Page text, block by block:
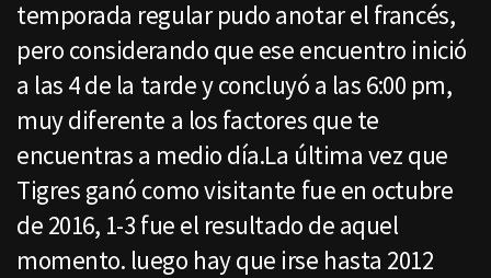
temporada regular pudo anotar el francés,
pero considerando que ese encuentro inició
a las 4 de la tarde y concluyó a las 6:00 pm,
muy diferente a los factores que te
encuentras a medio día.La última vez que
Tigres ganó como visitante fue en octubre
de 2016, 1-3 fue el resultado de aquel
momento. luego hay que irse hasta 2012